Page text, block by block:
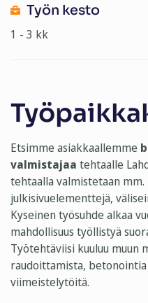
Työn kesto
1 - 3 kk
Etsimme asiakkaallemme
valmistajaa tehtaalle
tehtaalla valmistetaan
julkisivuelementtejä,
Kyseinen työsuhde alkaa
mahdollisuus työllistyä
Työtehtäviisi kuuluu muun
raudoittamista,
viimeistelytöitä.